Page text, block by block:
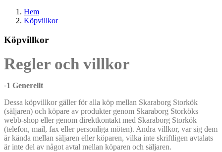
Hem
Köpvillkor
Köpvillkor
Regler och villkor
-1 Generellt
Dessa köpvillkor gäller för alla köp mellan Skaraborg Storkök
(säljaren) och köpare av produkter genom Skaraborg Storköks
webb-shop eller genom direktkontakt med Skaraborg Storkök
(telefon, mail, fax eller personliga möten). Andra villkor, var sig dem
är kända mellan säljaren eller köparen, vilka inte skriftligen avtalats
är inte del av något avtal mellan köparen och säljaren.